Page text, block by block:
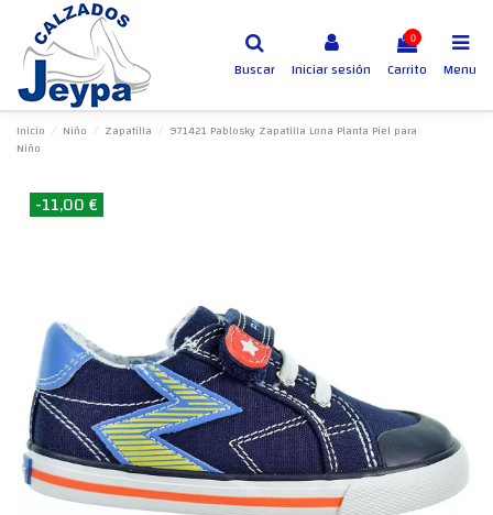
Buscar Iniciar sesión
0
Carrito Menu
Inicio Niño Zapatilla
971421 Pablosky Zapatilla Lona Planta Piel para
Niño
-11,00 €